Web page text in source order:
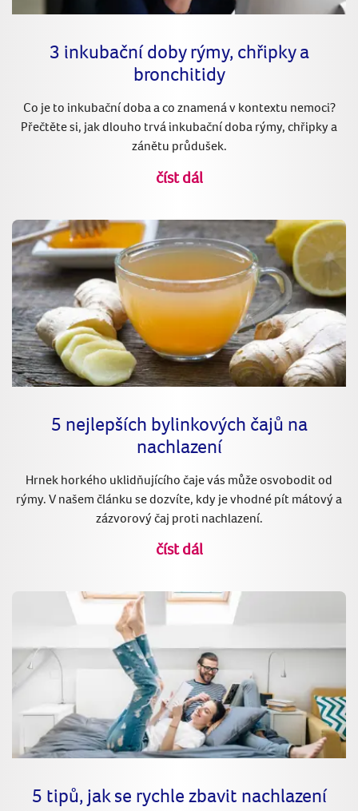
3 inkubační doby rýmy, chřipky a
bronchitidy
Co je to inkubační doba a co znamená v kontextu nemoci?
Přečtěte si, jak dlouho trvá inkubační doba rýmy, chřipky a
zánětu průdušek.
číst dál
5 nejlepších bylinkových čajů na
nachlazení
Hrnek horkého uklidňujícího čaje vás může osvobodit od
rýmy. V našem článku se dozvíte, kdy je vhodné pít mátový a
zázvorový čaj proti nachlazení.
číst dál
5 tipů, jak se rychle zbavit nachlazení